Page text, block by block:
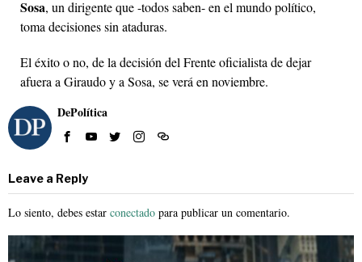
Sosa, un dirigente que -todos saben- en el mundo político,
toma decisiones sin ataduras.
El éxito o no, de la decisión del Frente oficialista de dejar
afuera a Giraudo y a Sosa, se verá en noviembre.
DePolítica
Leave a Reply
Lo siento, debes estar conectado para publicar un comentario.